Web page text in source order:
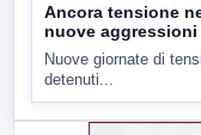
Ancora tensione
nuove aggressioni
Nuove giornate di
detenuti...